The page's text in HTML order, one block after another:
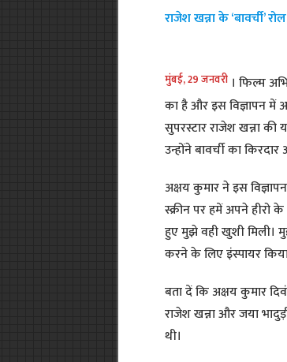
राजेश खन्ना के ‘बावर्ची’
मुंबई, 29 जनवरी। फिल्म
का है और इस विज्ञापन में
सुपरस्टार राजेश खन्ना की
उन्होंने बावर्ची का
अक्षय कुमार ने इस
स्क्रीन पर हमें अपने हीरो
हुए मुझे वही खुशी
करने के लिए इंस्पायर
बता दें कि अक्षय कुमार
राजेश खन्ना और जया
थी।